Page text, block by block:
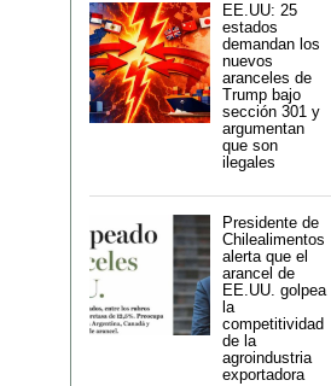
EE.UU: 25
estados
demandan los
nuevos
aranceles de
Trump bajo
sección 301 y
argumentan
que son
ilegales
Presidente de
Chilealimentos
alerta que el
arancel de
EE.UU. golpea
la
competitividad
de la
agroindustria
exportadora